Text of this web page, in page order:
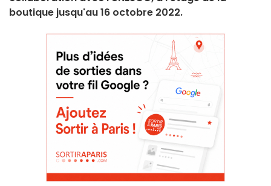
boutique jusqu'au 16 octobre 2022.